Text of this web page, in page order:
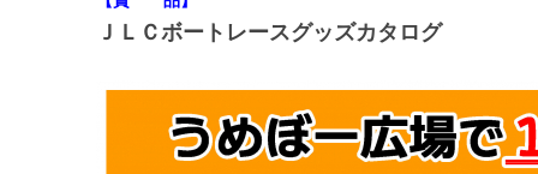
ＪＬＣボートレースグッズカタログ